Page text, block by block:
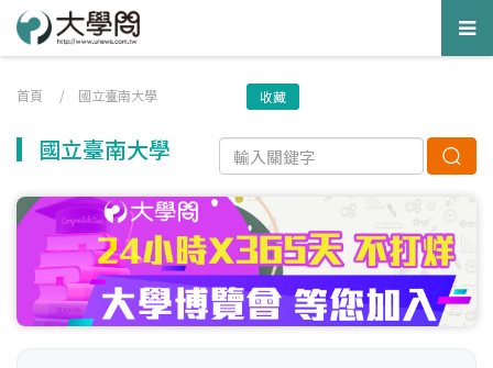
首頁 / 國立臺南大學 收藏
國立臺南大學